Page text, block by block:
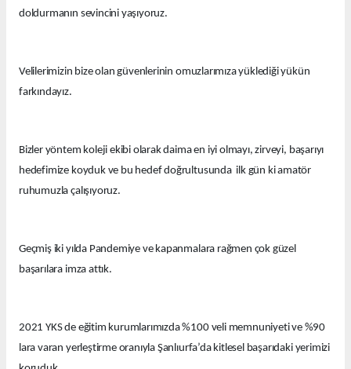
doldurmanın sevincini yaşıyoruz.
Velilerimizin bize olan güvenlerinin omuzlarımıza yüklediği yükün
farkındayız.
Bizler yöntem koleji ekibi olarak daima en iyi olmayı, zirveyi, başarıyı
hedefimize koyduk ve bu hedef doğrultusunda ilk gün ki amatör
ruhumuzla çalışıyoruz.
Geçmiş iki yılda Pandemiye ve kapanmalara rağmen çok güzel
başarılara imza attık.
2021 YKS de eğitim kurumlarımızda %100 veli memnuniyeti ve %90
lara varan yerleştirme oranıyla Şanlıurfa’da kitlesel başarıdaki yerimizi